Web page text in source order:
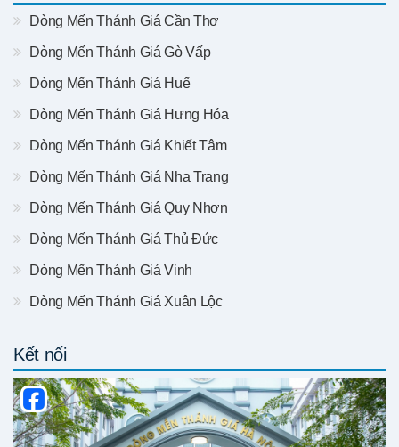
Dòng Mến Thánh Giá Cần Thơ
Dòng Mến Thánh Giá Gò Vấp
Dòng Mến Thánh Giá Huế
Dòng Mến Thánh Giá Hưng Hóa
Dòng Mến Thánh Giá Khiết Tâm
Dòng Mến Thánh Giá Nha Trang
Dòng Mến Thánh Giá Quy Nhơn
Dòng Mến Thánh Giá Thủ Đức
Dòng Mến Thánh Giá Vinh
Dòng Mến Thánh Giá Xuân Lộc
Kết nối